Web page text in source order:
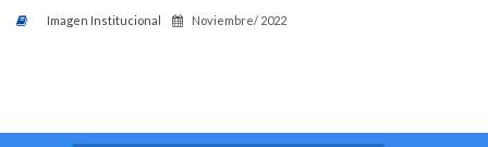
Imagen Institucional Noviembre/ 2022